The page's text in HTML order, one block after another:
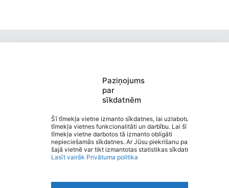
Paziņojums
par
sīkdatnēm
Šī tīmekļa vietne izmanto sīkdatnes, lai uzlabotu
tīmekļa vietnes funkcionalitāti un darbību. Lai šī
tīmekļa vietne darbotos tā izmanto obligāti
nepieciešamās sīkdatnes. Ar Jūsu piekrišanu papildus
šajā vietnē var tikt izmantotas statistikas sīkdatnes.
Lasīt vairāk Privātuma politika
Burtnieku Ausekļa pamatskola